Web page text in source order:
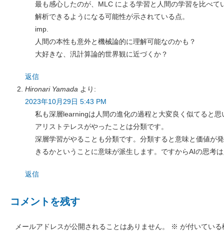
最も感心したのが、MLC による学習と人間の学習を比べて
解析できるようになる可能性が示されている点。
imp.
人間の本性も意外と機械論的に理解可能なのかも？
大好きな、汎計算論的世界観に近づくか？
返信
Hironari Yamada より:
2023年10月29日 5:43 PM
私も深層learningは人間の進化の過程と大変良く似てると思
アリストテレスがやったことは分類です。
深層学習がやることも分類です。分類すると意味と価値が
きるかということに意味が派生します。ですからAIの思考
返信
コメントを残す
メールアドレスが公開されることはありません。 ※ が付いてい